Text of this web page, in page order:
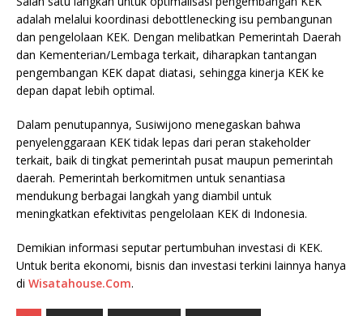
adalah melalui koordinasi debottlenecking isu pembangunan
dan pengelolaan KEK. Dengan melibatkan Pemerintah Daerah
dan Kementerian/Lembaga terkait, diharapkan tantangan
pengembangan KEK dapat diatasi, sehingga kinerja KEK ke
depan dapat lebih optimal.
Dalam penutupannya, Susiwijono menegaskan bahwa
penyelenggaraan KEK tidak lepas dari peran stakeholder
terkait, baik di tingkat pemerintah pusat maupun pemerintah
daerah. Pemerintah berkomitmen untuk senantiasa
mendukung berbagai langkah yang diambil untuk
meningkatkan efektivitas pengelolaan KEK di Indonesia.
Demikian informasi seputar pertumbuhan investasi di KEK.
Untuk berita ekonomi, bisnis dan investasi terkini lainnya hanya
di Wisatahouse.Com.